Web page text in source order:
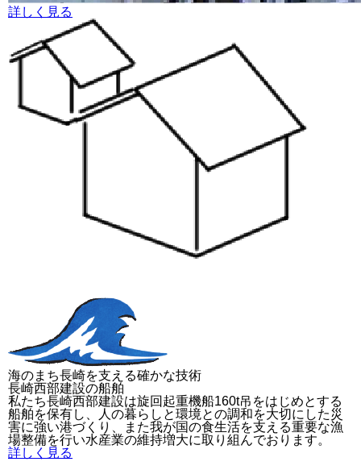
詳しく見る
海のまち長崎を支える確かな技術
長崎西部建設の船舶
私たち長崎西部建設は旋回起重機船160t吊をはじめとする
船舶を保有し、人の暮らしと環境との調和を大切にした災
害に強い港づくり、また我が国の食生活を支える重要な漁
場整備を行い水産業の維持増大に取り組んでおります。
詳しく見る